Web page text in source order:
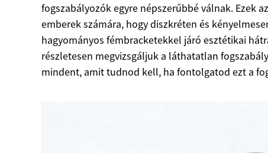
fogszabályozók egyre népszerűbbé válnak. Ezek
emberek számára, hogy diszkréten és
hagyományos fémbracketekkel járó esztétikai
részletesen megvizsgáljuk a láthatatlan
mindent, amit tudnod kell, ha fontolgatod ezt a